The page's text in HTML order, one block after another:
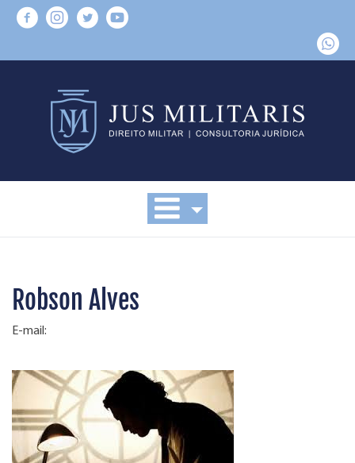
Robson Alves
E-mail: